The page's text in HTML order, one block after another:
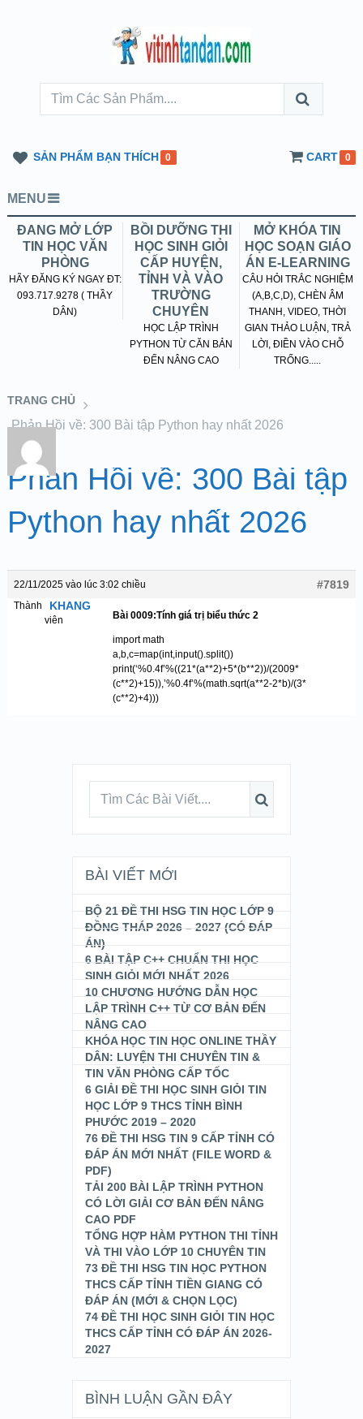
SẢN PHẨM BẠN THÍCH 0 CART 0
MENU
ĐANG MỞ LỚP
TIN HỌC VĂN
PHÒNG
HÃY ĐĂNG KÝ NGAY ĐT:
093.717.9278 ( THẦY
DÂN)
BỒI DƯỠNG THI
HỌC SINH GIỎI
CẤP HUYỆN,
TỈNH VÀ VÀO
TRƯỜNG
CHUYÊN
HỌC LẬP TRÌNH
PYTHON TỪ CĂN BẢN
ĐẾN NÂNG CAO
MỞ KHÓA TIN
HỌC SOẠN GIÁO
ÁN E-LEARNING
CÂU HỎI TRẮC NGHIỆM
(A,B,C,D), CHÈN ÂM
THANH, VIDEO, THỜI
GIAN THẢO LUẬN, TRẢ
LỜI, ĐIỀN VÀO CHỖ
TRỐNG.....
TRANG CHỦ
Phản Hồi về: 300 Bài tập Python hay nhất 2026
Phản Hồi về: 300 Bài tập
Python hay nhất 2026
22/11/2025 vào lúc 3:02 chiều
#7819
KHANG
Thành
viên
Bài 0009:Tính giá trị biểu thức 2
import math
a,b,c=map(int,input().split())
print(‘%0.4f’%((21*(a**2)+5*(b**2))/(2009*
(c**2)+15)),’%0.4f’%(math.sqrt(a**2-2*b)/(3*
(c**2)+4)))
BÀI VIẾT MỚI
BỘ 21 ĐỀ THI HSG TIN HỌC LỚP 9
ĐỒNG THÁP 2026 – 2027 (CÓ ĐÁP
ÁN)
6 BÀI TẬP C++ CHUẨN THI HỌC
SINH GIỎI MỚI NHẤT 2026
10 CHƯƠNG HƯỚNG DẪN HỌC
LẬP TRÌNH C++ TỪ CƠ BẢN ĐẾN
NÂNG CAO
KHÓA HỌC TIN HỌC ONLINE THẦY
DÂN: LUYỆN THI CHUYÊN TIN &
TIN VĂN PHÒNG CẤP TỐC
6 GIẢI ĐỀ THI HỌC SINH GIỎI TIN
HỌC LỚP 9 THCS TỈNH BÌNH
PHƯỚC 2019 – 2020
76 ĐỀ THI HSG TIN 9 CẤP TỈNH CÓ
ĐÁP ÁN MỚI NHẤT (FILE WORD &
PDF)
TẢI 200 BÀI LẬP TRÌNH PYTHON
CÓ LỜI GIẢI CƠ BẢN ĐẾN NÂNG
CAO PDF
TỔNG HỢP HÀM PYTHON THI TỈNH
VÀ THI VÀO LỚP 10 CHUYÊN TIN
73 ĐỀ THI HSG TIN HỌC PYTHON
THCS CẤP TỈNH TIỀN GIANG CÓ
ĐÁP ÁN (MỚI & CHỌN LỌC)
74 ĐỀ THI HỌC SINH GIỎI TIN HỌC
THCS CẤP TỈNH CÓ ĐÁP ÁN 2026-
2027
BÌNH LUẬN GẦN ĐÂY